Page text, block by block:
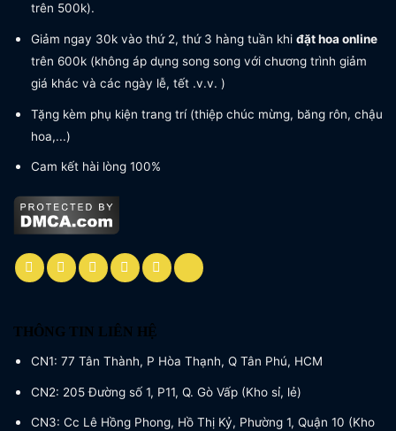
trên 500k).
Giảm ngay 30k vào thứ 2, thứ 3 hàng tuần khi đặt hoa online
trên 600k (không áp dụng song song với chương trình giảm
giá khác và các ngày lễ, tết .v.v. )
Tặng kèm phụ kiện trang trí (thiệp chúc mừng, băng rôn, chậu
hoa,...)
Cam kết hài lòng 100%
THÔNG TIN LIÊN HỆ
CN1: 77 Tân Thành, P Hòa Thạnh, Q Tân Phú, HCM
CN2: 205 Đường số 1, P11, Q. Gò Vấp (Kho sỉ, lẻ)
CN3: Cc Lê Hồng Phong, Hồ Thị Kỷ, Phường 1, Quận 10 (Kho